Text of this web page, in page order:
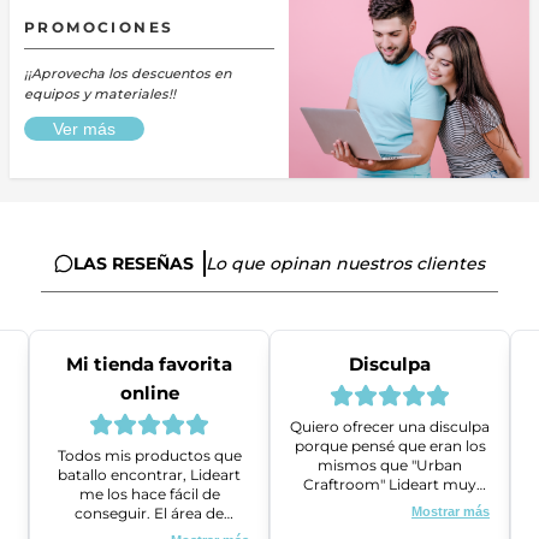
PROMOCIONES
¡¡Aprovecha los descuentos en
equipos y materiales!!
Ver más
LAS RESEÑAS Lo que opinan nuestros clientes
Mi tienda favorita
online
Todos mis productos que
batallo encontrar, Lideart
me los hace fácil de
conseguir. El área de
ventas es super amable y
Disculpa
Quiero ofrecer una disculpa
porque pensé que eran los
mismos que "Urban
Craftroom" Lideart muy
amables me ayudaron a
gestionar un problema que
Mostrar más